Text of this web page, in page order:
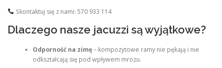
Skontaktuj się z nami: 570 933 114
Dlaczego nasze jacuzzi są wyjątkowe?
Odporność na zimę– kompozytowe ramy nie pękają i nie
odkształcają się pod wpływem mrozu.